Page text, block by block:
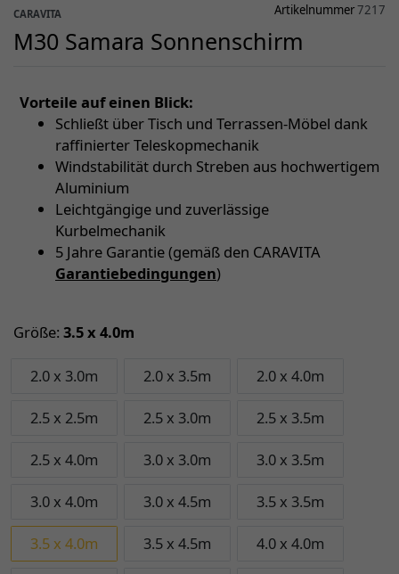
CARAVITA Artikelnummer7217
M30 Samara Sonnenschirm
Vorteile auf einen Blick:
Schließt über Tisch und Terrassen-Möbel dank
raffinierter Teleskopmechanik
Windstabilität durch Streben aus hochwertigem
Aluminium
Leichtgängige und zuverlässige
Kurbelmechanik
5 Jahre Garantie (gemäß den CARAVITA
Garantiebedingungen)
Größe: 3.5 x 4.0m
2.0 x 3.0m 2.0 x 3.5m 2.0 x 4.0m
2.5 x 2.5m 2.5 x 3.0m 2.5 x 3.5m
2.5 x 4.0m 3.0 x 3.0m 3.0 x 3.5m
3.0 x 4.0m 3.0 x 4.5m 3.5 x 3.5m
3.5 x 4.0m 3.5 x 4.5m 4.0 x 4.0m